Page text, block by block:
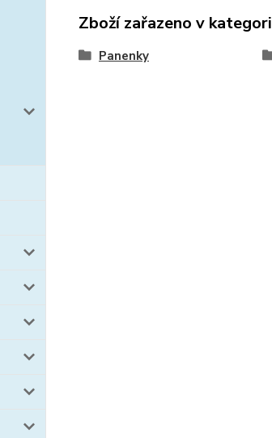
Zboží zařazeno v
Panenky